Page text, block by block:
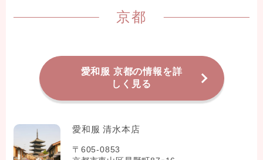
京都
愛和服 京都の情報を詳
しく見る
愛和服 清水本店
〒605-0853